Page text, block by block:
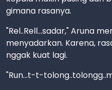
gimana rasanya.
"Rel..Rell...sadar," Aruna
menyadarkan. Karena,
nggak kuat lagi.
"Run...t-t-